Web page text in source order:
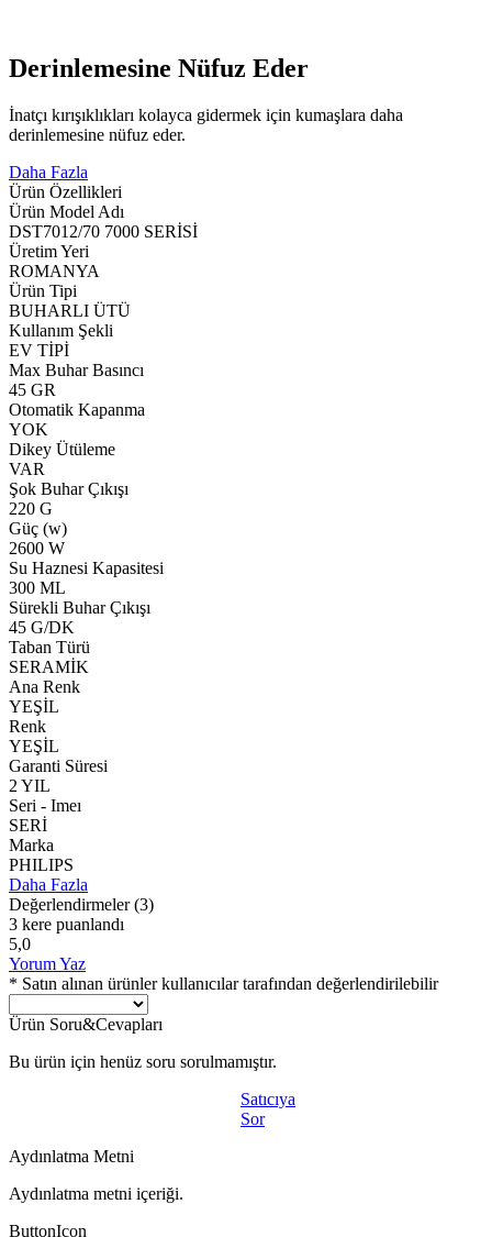
Derinlemesine Nüfuz Eder
İnatçı kırışıklıkları kolayca gidermek için kumaşlara daha
derinlemesine nüfuz eder.
Daha Fazla
Ürün Özellikleri
Ürün Model Adı
DST7012/70 7000 SERİSİ
Üretim Yeri
ROMANYA
Ürün Tipi
BUHARLI ÜTÜ
Kullanım Şekli
EV TİPİ
Max Buhar Basıncı
45 GR
Otomatik Kapanma
YOK
Dikey Ütüleme
VAR
Şok Buhar Çıkışı
220 G
Güç (w)
2600 W
Su Haznesi Kapasitesi
300 ML
Sürekli Buhar Çıkışı
45 G/DK
Taban Türü
SERAMİK
Ana Renk
YEŞİL
Renk
YEŞİL
Garanti Süresi
2 YIL
Seri - Imeı
SERİ
Marka
PHILIPS
Daha Fazla
Değerlendirmeler (3)
3 kere puanlandı
5,0
Yorum Yaz
* Satın alınan ürünler kullanıcılar tarafından değerlendirilebilir
Ürün Soru&Cevapları
Bu ürün için henüz soru sorulmamıştır.
Satıcıya
Sor
Aydınlatma Metni
Aydınlatma metni içeriği.
ButtonIcon